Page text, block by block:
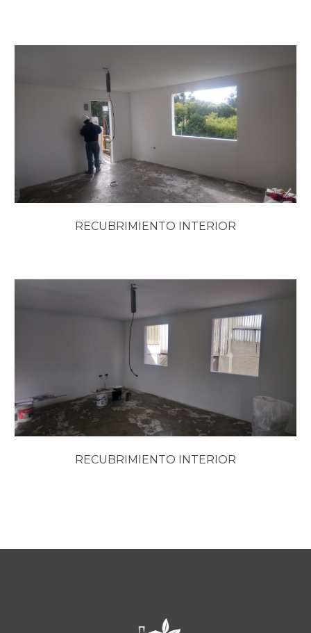
RECUBRIMIENTO INTERIOR
RECUBRIMIENTO INTERIOR